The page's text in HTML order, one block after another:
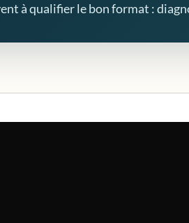
à qualifier le bon format :